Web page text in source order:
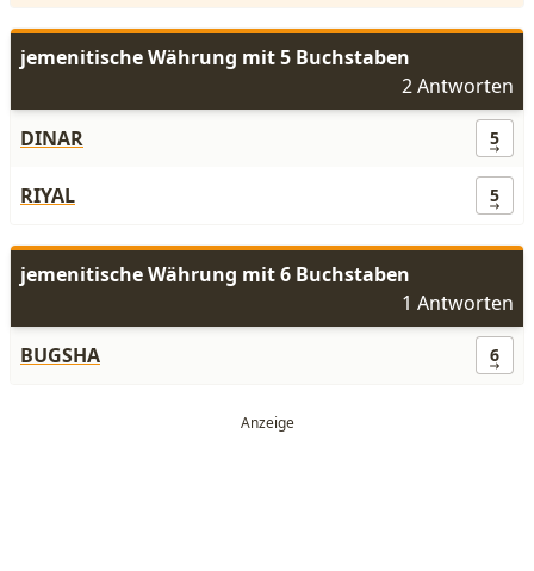
jemenitische Währung mit 5 Buchstaben
2 Antworten
DINAR
5
RIYAL 5
jemenitische Währung mit 6 Buchstaben
1 Antworten
BUGSHA
6